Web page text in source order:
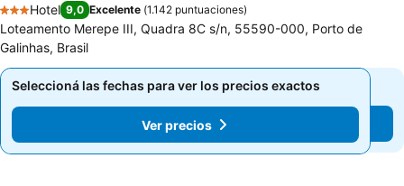
3 Estrellas
Hotel 9,0 Excelente (1.142 puntuaciones)
Loteamento Merepe III, Quadra 8C s/n, 55590-000, Porto de
Galinhas, Brasil
Seleccioná las fechas para ver los precios exactos
Ver precios
Seleccioná las fechas para ver los precios exactos
Ver precios